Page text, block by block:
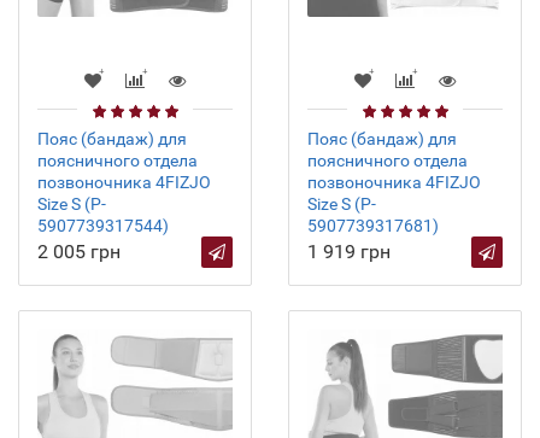
Пояс (бандаж) для
поясничного отдела
позвоночника 4FIZJO
Size S (P-
5907739317544)
2 005 грн
Пояс (бандаж) для
поясничного отдела
позвоночника 4FIZJO
Size S (P-
5907739317681)
1 919 грн